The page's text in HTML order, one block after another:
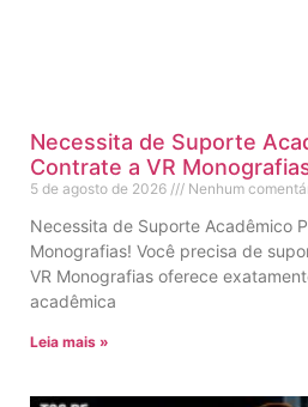
Necessita de Suporte
Contrate a VR
5 de agosto de 2026 Nenhum
Necessita de Suporte Acadêmico
Monografias! Você precisa de
VR Monografias oferece
acadêmica
Leia mais »